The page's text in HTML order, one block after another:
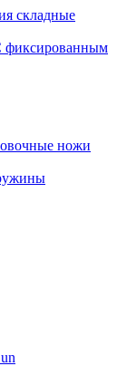
складные
фиксированным
ножи